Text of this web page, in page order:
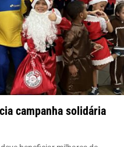
campanha solidária